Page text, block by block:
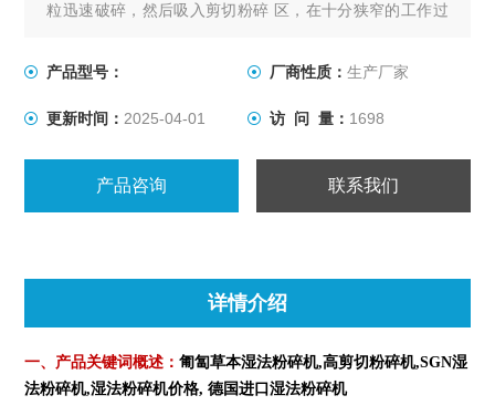
粒迅速破碎，然后吸入剪切粉碎 区，在十分狭窄的工作过
摩擦及研磨破碎等。在机械运动和离心力的作用下，将已
产品型号： 厂商性质： 生产厂家
更新时间： 2025-04-01 访 问 量： 1698
产品咨询 联系我们
详情介绍
一、产品关键词概述：匍匐草本湿法粉碎机,高剪切粉碎机,SGN湿
法粉碎机,湿法粉碎机价格, 德国进口湿法粉碎机